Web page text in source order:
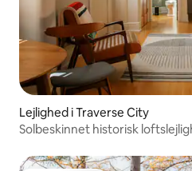
Lejlighed i Traverse City
Solbeskinnet historisk